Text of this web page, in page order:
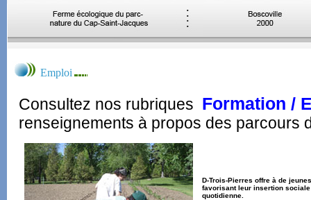
Emploi
Consultez nos rubriques Formation /
renseignements à propos des parcours
D-Trois-Pierres offre à de
favorisant leur insertion
quotidienne.